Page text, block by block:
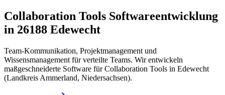
Collaboration Tools Softwareentwicklung
in 26188 Edewecht
Team-Kommunikation, Projektmanagement und
Wissensmanagement für verteilte Teams. Wir entwickeln
maßgeschneiderte Software für Collaboration Tools in Edewecht
(Landkreis Ammerland, Niedersachsen).